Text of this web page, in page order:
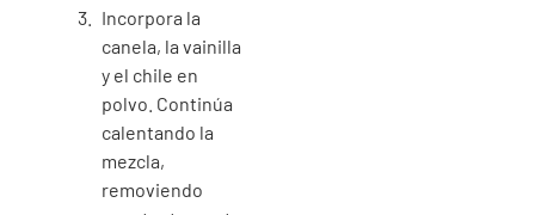
Incorpora la
canela, la vainilla
y el chile en
polvo. Continúa
calentando la
mezcla,
removiendo